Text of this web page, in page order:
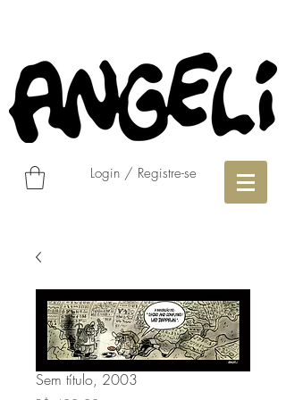
Login / Registre-se
Sem título, 2003